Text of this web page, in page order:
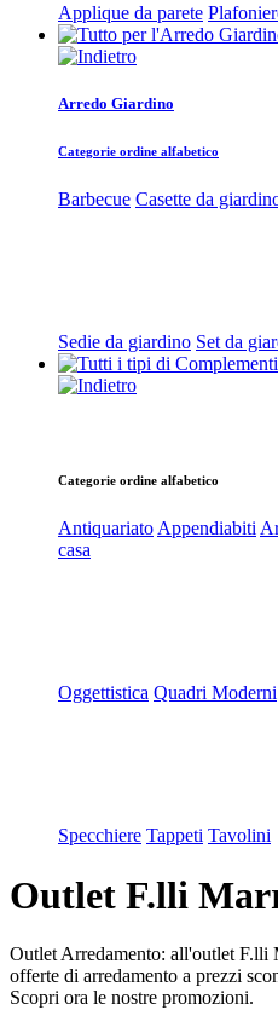
Applique da parete
Arredo Giardino
Categorie ordine alfabetico
Barbecue Casette da
Sedie da giardino Set da
Categorie ordine alfabetico
Antiquariato Appendiabiti
casa
Oggettistica Quadri Moderni
Specchiere Tappeti Tavolini
Outlet F.lli
Outlet Arredamento: all'outlet F.lli
offerte di arredamento a prezzi
Scopri ora le nostre promozioni.